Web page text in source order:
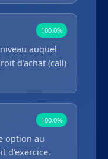
100.0%
auquel
d’achat (call)
100.0%
option au
d’exercice.